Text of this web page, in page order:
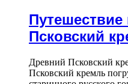
Псковский
Древний Псковский
Псковский кремль